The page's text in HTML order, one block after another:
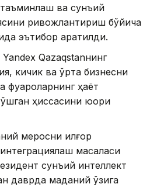
ва сунъий
ривожлантириш бўйича
эътибор қаратилди.
Qazaqstanнинг
кичик ва ўрта бизнесни
фуқароларнинг ҳаёт
ҳиссасини юқори
меросни илғор
масаласи
сунъий интеллект
даврда маданий ўзига